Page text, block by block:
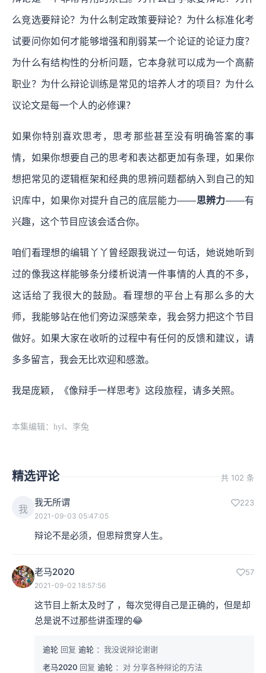
么竞选要辩论？为什么制定政策要辩论？为什么标准化考
试要问你如何才能够增强和削弱某一个论证的论证力度？
为什么有结构性的分析问题，它本身就可以成为一个高薪
职业？为什么辩论训练是常见的培养人才的项目？为什么
议论文是每一个人的必修课？
如果你特别喜欢思考，思考那些甚至没有明确答案的事
情，如果你想要自己的思考和表达都更加有条理，如果你
想把常见的逻辑框架和经典的思辨问题都纳入到自己的知
识库中，如果你对提升自己的底层能力——思辨力——有
兴趣，这个节目应该会适合你。
咱们看理想的编辑丫丫曾经跟我说过一句话，她说她听到
过的像我这样能够条分缕析说清一件事情的人真的不多，
这话给了我很大的鼓励。看理想的平台上有那么多的大
师，我能够站在他们旁边深感荣幸，我会努力把这个节目
做好。如果大家在收听的过程中有任何的反馈和建议，请
多多留言，我会无比欢迎和感激。
我是庞颖，《像辩手一样思考》这段旅程，请多关照。
本集编辑：hyl、李兔
精选评论 共 102 条
我
我无所谓 223
2021-09-03 05:47:05
辩论不是必须，但思辩贯穿人生。
老马2020 57
2021-09-02 18:57:56
这节目上新太及时了 ，每次觉得自己是正确的，但是却
总是说不过那些讲歪理的😂
逾轮 回复 逾轮 ：我没说辩论谢谢
老马2020 回复 逾轮 ：对 分享各种辩论的方法